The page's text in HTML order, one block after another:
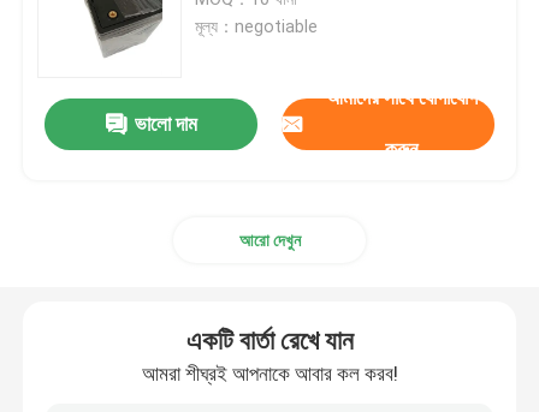
লিথিয়াম ইভি ব্যাটারি
LifeP04 লিথিয়াম ব্যাটারি
লিথিয়াম আয়রন ফসফেট ব্যাটারি
মূল্য：negotiable
ভালো দাম
আমাদের সাথে যোগাযোগ
করুন
আরো দেখুন
একটি বার্তা রেখে যান
আমরা শীঘ্রই আপনাকে আবার কল করব!